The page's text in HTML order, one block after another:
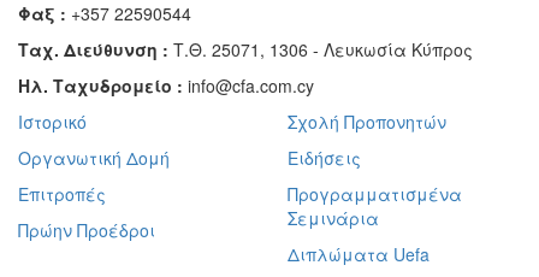
Φαξ : +357 22590544
Ταχ. Διεύθυνση : Τ.Θ. 25071, 1306 - Λευκωσία Κύπρος
Ηλ. Ταχυδρομείο : info@cfa.com.cy
Ιστορικό
Οργανωτική Δομή
Επιτροπές
Πρώην Προέδροι
Σχολή Προπονητών
Ειδήσεις
Προγραμματισμένα
Σεμινάρια
Διπλώματα Uefa